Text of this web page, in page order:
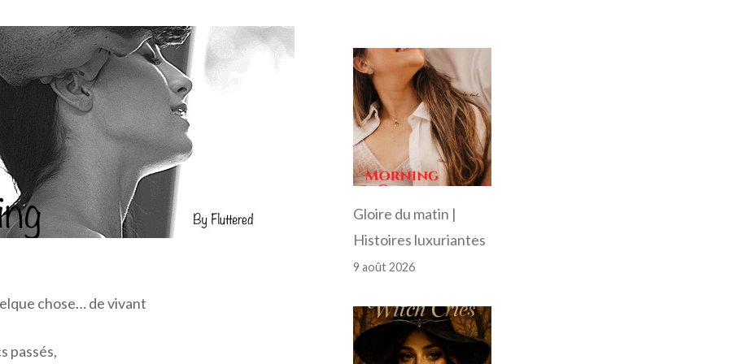
chose… de vivant
passés,
Gloire du matin |
Histoires luxuriantes
9 août 2026